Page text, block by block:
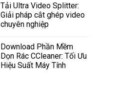
Tải Ultra Video Splitter:
Giải pháp cắt ghép video
chuyên nghiệp
Download Phần Mềm
Dọn Rác CCleaner: Tối Ưu
Hiệu Suất Máy Tính